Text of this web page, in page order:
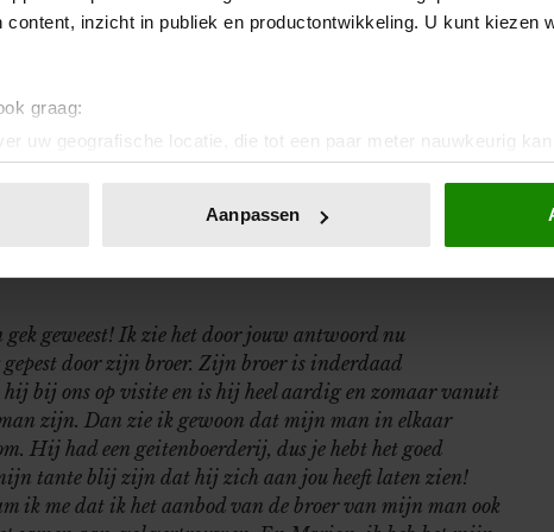
content, inzicht in publiek en productontwikkeling. U kunt kiezen
graag:
uw geografische locatie, die tot een paar meter nauwkeurig
door het actief te scannen op specifieke eigenschappen
of intrekken in de Cookieverklaring.
Deze partners kunnen deze gegevens combineren met andere
op basis van uw gebruik van hun services. U gaat
Aanpassen
vormen. Langzaamaan zal je partner ook meer
kindje van jullie samen. Lieve Nicole, ik weet dat
gelukkig wil zien, maar alleen oprechtheid
verwijdering brengen en een schuldgevoel
toekomst samen! Veel liefs, Marion
geweest! Ik zie het door jouw antwoord nu
door zijn broer. Zijn broer is inderdaad
bij ons op visite en is hij heel aardig en zomaar vanuit
zijn. Dan zie ik gewoon dat mijn man in elkaar
Hij had een geitenboerderij, dus je hebt het goed
tante blij zijn dat hij zich aan jou heeft laten zien!
ik me dat ik het aanbod van de broer van mijn man ook